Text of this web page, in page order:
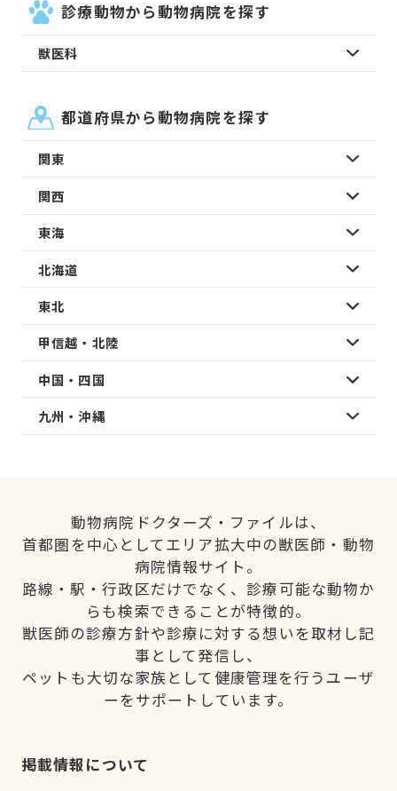
診療動物から動物病院を探す
獣医科
都道府県から動物病院を探す
関東
関西
東海
北海道
東北
甲信越・北陸
中国・四国
九州・沖縄
動物病院ドクターズ・ファイルは、
首都圏を中心としてエリア拡大中の獣医師・動物
病院情報サイト。
路線・駅・行政区だけでなく、診療可能な動物か
らも検索できることが特徴的。
獣医師の診療方針や診療に対する想いを取材し記
事として発信し、
ペットも大切な家族として健康管理を行うユーザ
ーをサポートしています。
掲載情報について